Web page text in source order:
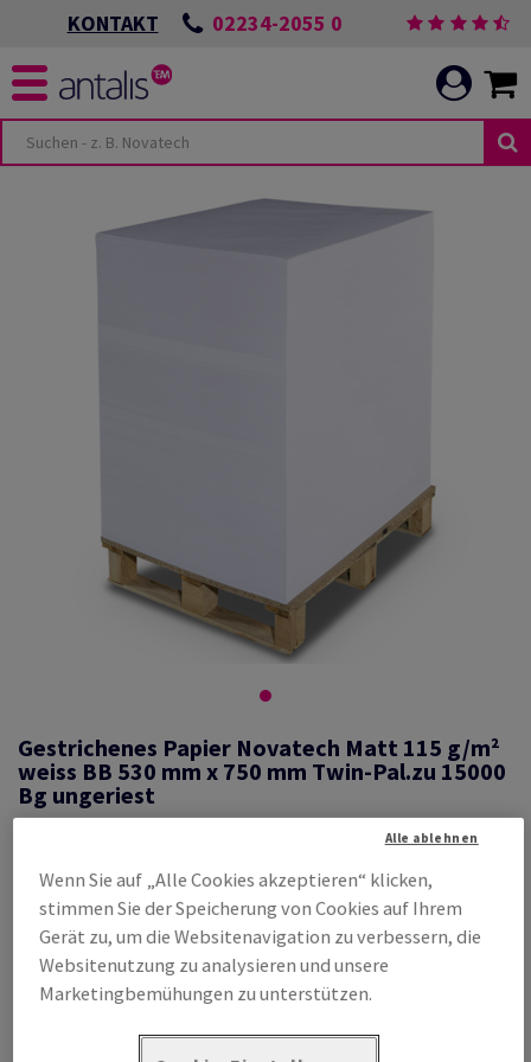
KONTAKT 02234-2055 0
Gestrichenes Papier Novatech Matt 115 g/m²
weiss BB 530 mm x 750 mm Twin-Pal.zu 15000
Bg ungeriest
#559217
Novatech, Matt, beidseitig gestrichen, weiss, holzfrei ECF, 115g/m2,
750mm x 530mm, BB, Twin-Pal.zu 15000 Bg ungeriest, FSC Mix Credit
Produktinformation
Produkt weiterempfehlen
Promotion: Sonderposten
Wenn Sie auf „Alle Cookies akzeptieren“ klicken,
stimmen Sie der Speicherung von Cookies auf Ihrem
Gerät zu, um die Websitenavigation zu verbessern, die
Websitenutzung zu analysieren und unsere
Marketingbemühungen zu unterstützen.
Alle ablehnen